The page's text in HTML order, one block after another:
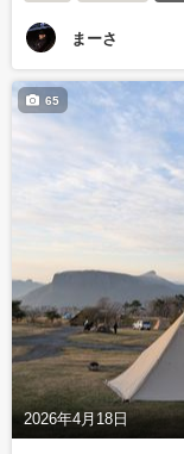
まーさ
2026年4月18日
65